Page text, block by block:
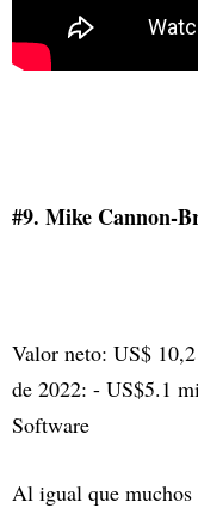
#9. Mike Cannon-
Valor neto: US$
de 2022: - US$5.1
Software
Al igual que